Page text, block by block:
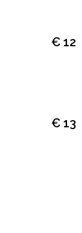
€ 12
€ 13